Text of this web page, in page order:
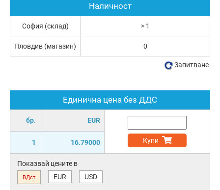
Единична цена без ДДС
бр. EUR
1 16.79000 Купи
Показвай цените в
ВДст EUR USD
Наличност
София (склад) > 1
Пловдив (магазин) 0
Запитване